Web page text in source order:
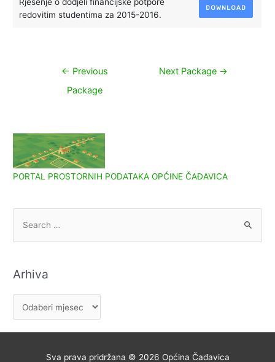
redovitim studentima za 2015-2016.
DOWNLOAD
Navigacija
← Previous
Package
Next Package →
PORTAL PROSTORNIH PODATAKA OPĆINE ČAĐAVICA
o
Arhiva
r
h
Sva prava pridržana © 2026 Općina Čađavica